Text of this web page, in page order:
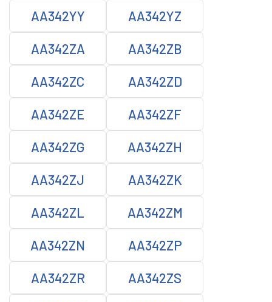
AA342YY AA342YZ
AA342ZA AA342ZB
AA342ZC AA342ZD
AA342ZE AA342ZF
AA342ZG AA342ZH
AA342ZJ AA342ZK
AA342ZL AA342ZM
AA342ZN AA342ZP
AA342ZR AA342ZS